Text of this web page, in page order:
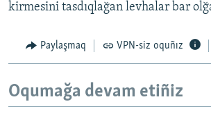
kirmesini tasdıqlağan levhalar bar
Paylaşmaq VPN-siz oquñız
Oqumağa devam etiñiz